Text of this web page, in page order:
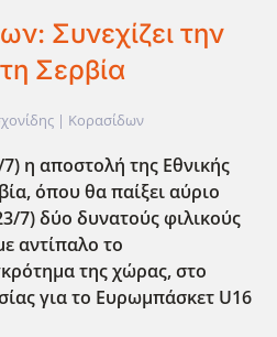
Συνεχίζει την
Σερβία
| Κορασίδων
η αποστολή της Εθνικής
όπου θα παίξει αύριο
7) δύο δυνατούς φιλικούς
αντίπαλο το
της χώρας, στο
για το Ευρωμπάσκετ U16